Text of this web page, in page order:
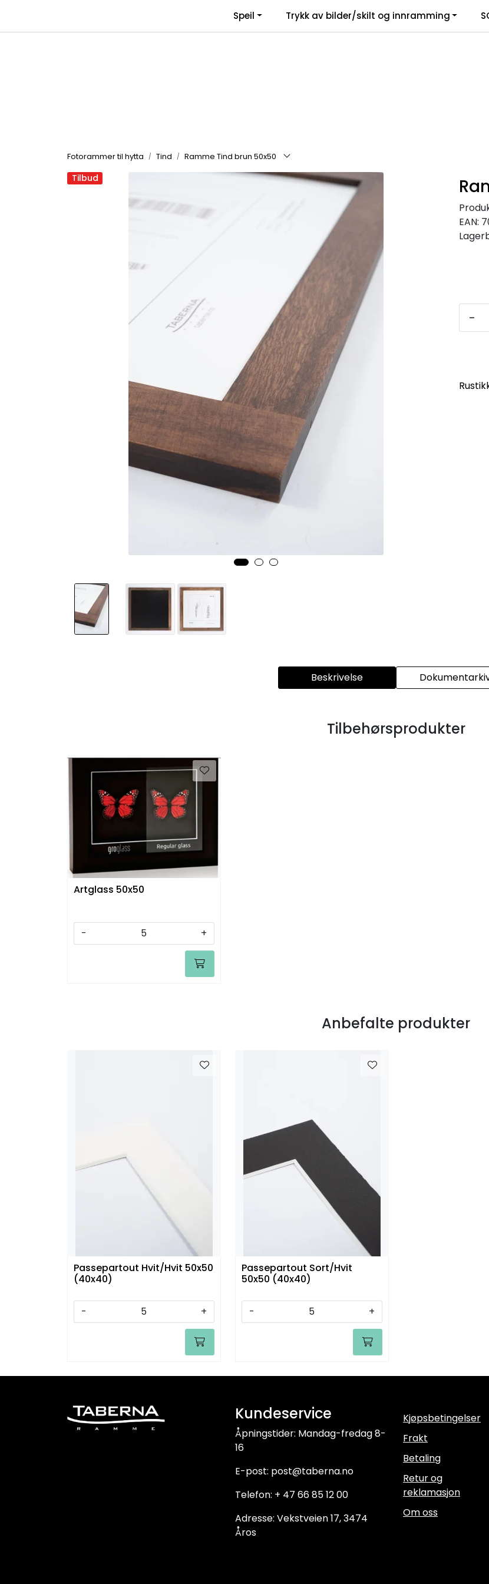
Speil Trykk av bilder/skilt og innramming
Fotorammer til hytta Tind Ramme Tind brun 50x50
Tilbud
EAN:
-
Beskrivelse
Tilbehørsprodukter
Artglass 50x50
- +
Anbefalte produkter
Passepartout Hvit/Hvit 50x50
(40x40)
- +
Passepartout Sort/Hvit
50x50 (40x40)
- +
Kundeservice
Åpningstider: Mandag-fredag 8-
16
E-post: post@taberna.no
Telefon: + 47 66 85 12 00
Adresse: Vekstveien 17, 3474
Åros
Kjøpsbetingelser
Frakt
Betaling
Retur og
reklamasjon
Om oss